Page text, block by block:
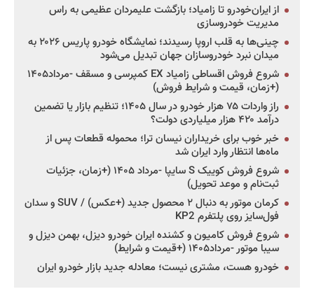
از ایران‌خودرو تا زامیاد؛ بازگشت علیمردان عظیمی به راس
مدیریت خودروسازی
چینی‌ها به قلب اروپا رسیدند؛ نمایشگاه خودرو پاریس ۲۰۲۶ به
میدان نبرد خودروسازان جهان تبدیل می‌شود
شروع فروش اقساطی زامیاد EX کمپرسی و مسقف -مرداد۱۴۰۵
(+زمان، قیمت و شرایط فروش)
راز واردات ۷۵ هزار خودرو در سال ۱۴۰۵؛ تنظیم بازار یا تضمین
درآمد ۴۲۰ هزار میلیاردی دولت؟
خبر خوب برای خریداران نیسان ترا؛ محموله قطعات پس از
ماه‌ها انتظار وارد ایران شد
شروع فروش کوییک S سایپا -مرداد ۱۴۰۵ (+زمان، جزئیات
ثبت‌نام و موعد تحویل)
کرمان موتور به دنبال ۲ محصول جدید (+عکس) / SUV و سدان
فول‌سایز روی پلتفرم KP2
شروع فروش کامیون و کشنده ایران خودرو دیزل، بهمن دیزل و
سیبا موتور -مرداد۱۴۰۵ (+قیمت و شرایط)
خودرو هست، مشتری نیست؛ معادله جدید بازار خودرو ایران